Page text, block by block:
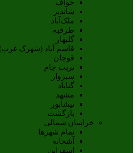
خواف
شاندیز
ملک‌آباد
طرقبه
گلبهار
قاسم آباد (شهرک غرب)
قوچان
تربت جام
سبزوار
گناباد
مشهد
نيشابور
بازگشت
خراسان شمالی
تمام شهر‌ها
آشخانه
اسفراين